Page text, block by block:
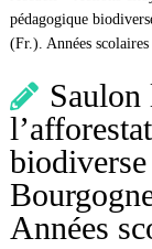
pédagogique
(Fr.). Années
Saulon
Années